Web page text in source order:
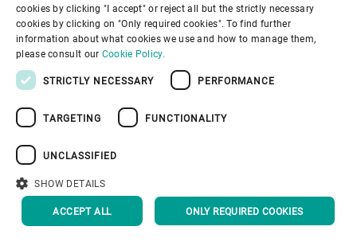
布勒将向多利交付 4 台大型
1 月 19 日 — 中国汽车零部件供应商多利…
GERMAN
FRENCH
cookies by clicking "I accept" or reject all but the strictly necessary
cookies by clicking on "Only required cookies". To find further
information about what cookies we use and how to manage them,
please consult our Cookie Policy.
STRICTLY NECESSARY PERFORMANCE
TARGETING FUNCTIONALITY
UNCLASSIFIED
SHOW DETAILS
ACCEPT ALL ONLY REQUIRED COOKIES